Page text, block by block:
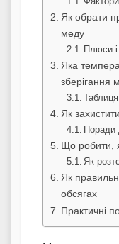
Як обрати
меду
Плюси і
Яка
зберігання
Як
Поради
Що робити,
Як
Як
обсягах
Практичні